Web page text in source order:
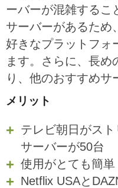
ーバーが混雑するこ
サーバーがあるため
好きなプラットフォ
ます。さらに、長め
り、他のおすすめサ
メリット
テレビ朝日がス
サーバーが50台
使用がとても簡単
Netflix USAと